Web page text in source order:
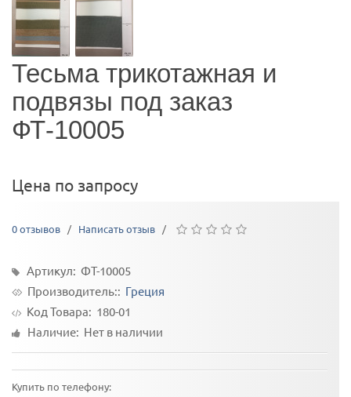
Тесьма трикотажная и
подвязы под заказ
ФТ-10005
Цена по запросу
0 отзывов / Написать отзыв /
Артикул: ФТ-10005
Производитель:: Греция
Код Товара: 180-01
Наличие: Нет в наличии
Купить по телефону: